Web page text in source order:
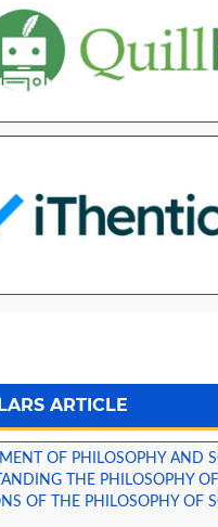
ARTICLE
OF PHILOSOPHY AND
THE PHILOSOPHY
OF THE PHILOSOPHY OF